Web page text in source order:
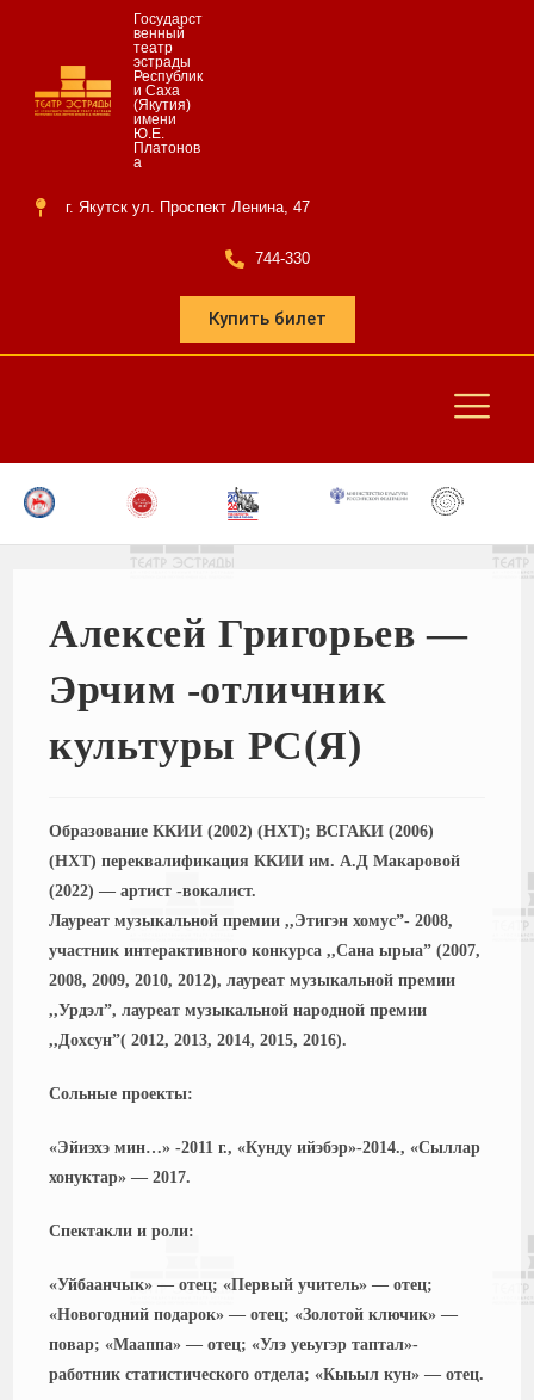
Государст
венный
театр
эстрады
Республик
и Саха
(Якутия)
имени
Ю.Е.
Платонов
а
г. Якутск ул. Проспект Ленина, 47
744-330
Купить билет
Алексей Григорьев —
Эрчим -отличник
культуры РС(Я)
Образование ККИИ (2002) (НХТ); ВСГАКИ (2006)
(НХТ) переквалификация ККИИ им. А.Д Макаровой
(2022) — артист -вокалист.
Лауреат музыкальной премии ,,Этигэн хомус”- 2008,
участник интерактивного конкурса ,,Сана ырыа” (2007,
2008, 2009, 2010, 2012), лауреат музыкальной премии
,,Урдэл”, лауреат музыкальной народной премии
,,Дохсун”( 2012, 2013, 2014, 2015, 2016).
Сольные проекты:
«Эйиэхэ мин…» -2011 г., «Кунду ийэбэр»-2014., «Сыллар
хонуктар» — 2017.
Спектакли и роли:
«Уйбаанчык» — отец; «Первый учитель» — отец;
«Новогодний подарок» — отец; «Золотой ключик» —
повар; «Мааппа» — отец; «Улэ уеьугэр таптал»-
работник статистического отдела; «Кыьыл кун» — отец.